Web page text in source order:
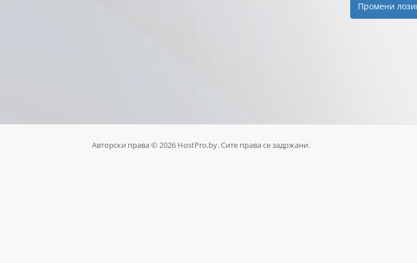
Промени
Авторски права © 2026 HostPro.by. Сите права се задржани.